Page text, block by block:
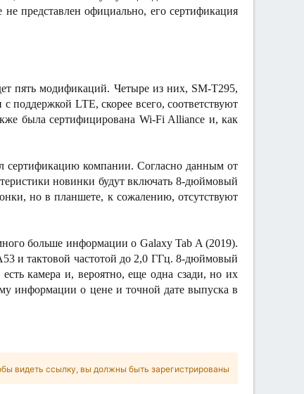
представлен официально, его сертификация
пять модификаций. Четыре из них, SM-T295,
LTE, скорее всего, соответствуют
была сертифицирована Wi-Fi Alliance и, как
сертификацию компании. Согласно данным от
новинки будут включать 8-дюймовый
но в планшете, к сожалению, отсутствуют
больше информации о Galaxy Tab A (2019).
и тактовой частотой до 2,0 ГГц. 8-дюймовый
камера и, вероятно, еще одна сзади, но их
информации о цене и точной дате выпуска в
видеть ссылку, вы должны быть зарегистрированы